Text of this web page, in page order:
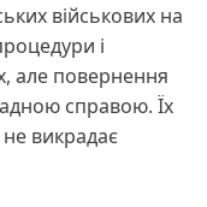
військових на
і
але повернення
справою. Їх
викрадає